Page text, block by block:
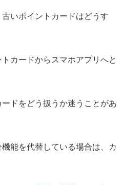
いポイントカードはどうす
カードからスマホアプリへと
ドをどう扱うか迷うことがあ
能を代替している場合は、カ